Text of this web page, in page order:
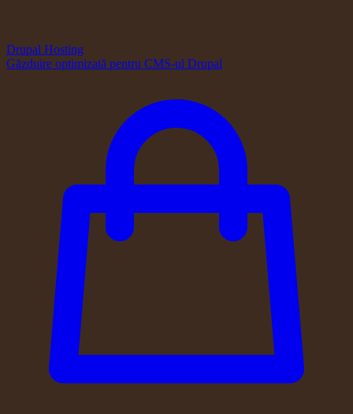
Drupal Hosting
Găzduire optimizată pentru CMS-ul Drupal